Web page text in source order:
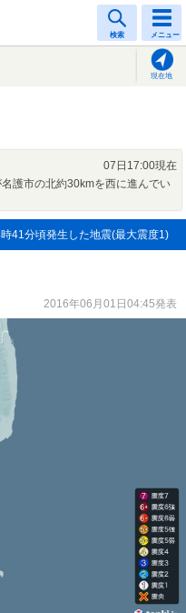
検索 メニュー
現在地
07日17:00現在
護市の北約30kmを西に進んでい
41分頃発生した地震(最大震度1)
2016年06月01日04:45発表